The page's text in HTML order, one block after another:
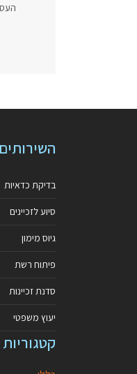
בדיקת כדאיות
סיוע לזכיינים
גיוס מימון
פיתוח רשת
סדנת זכיינות
יעוץ משפטי
קטגוריות